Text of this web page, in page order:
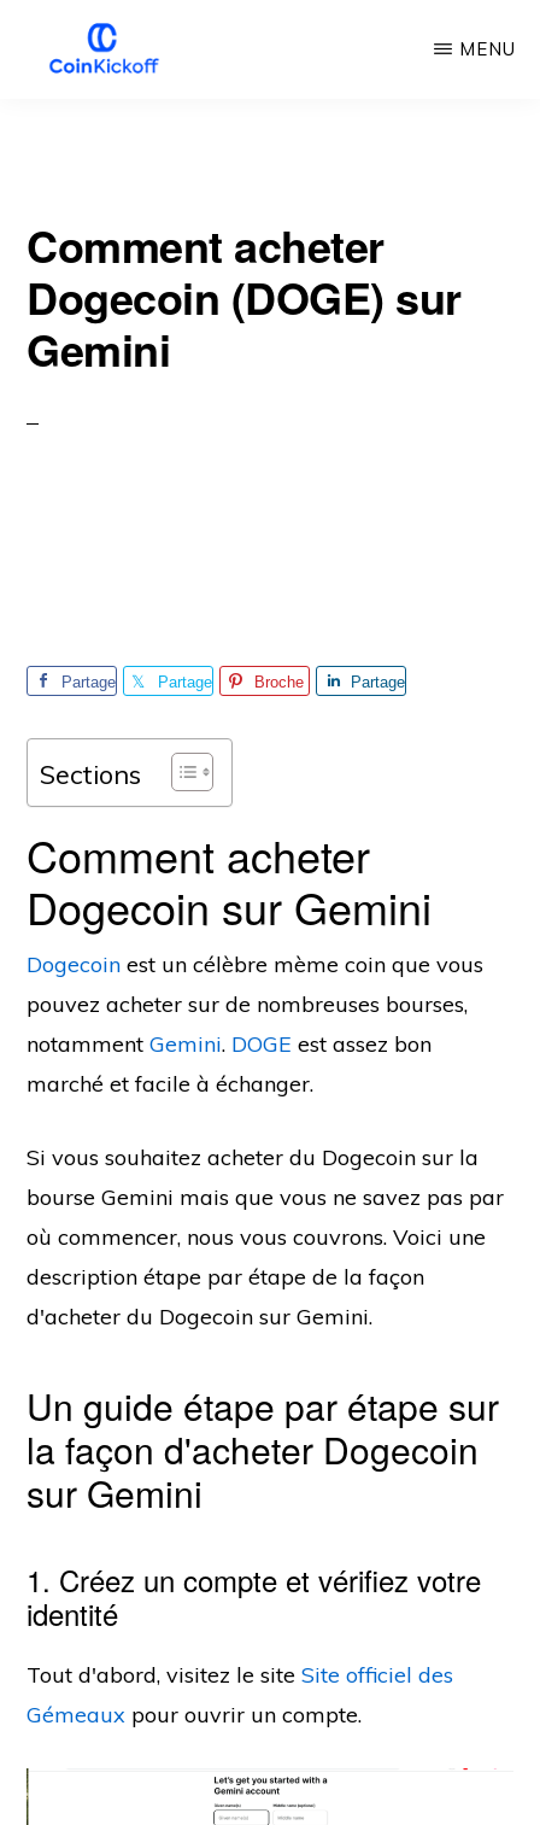
MONNAIE
MENU
Comment acheter
Dogecoin (DOGE) sur
Gemini
Partage
Partage
Broche
Partage
Sections
Comment acheter
Dogecoin sur Gemini
Dogecoin est un célèbre mème coin que vous
pouvez acheter sur de nombreuses bourses,
notammentGemini. DOGE est assez bon
marché et facile à échanger.
Si vous souhaitez acheter du Dogecoin sur la
bourse Gemini mais que vous ne savez pas par
où commencer, nous vous couvrons. Voici une
description étape par étape de la façon
d'acheter du Dogecoin sur Gemini.
Un guide étape par étape sur
la façon d'acheter Dogecoin
sur Gemini
1. Créez un compte et vérifiez votre
identité
Tout d'abord, visitez le siteSite officiel des
Gémeaux pour ouvrir un compte.